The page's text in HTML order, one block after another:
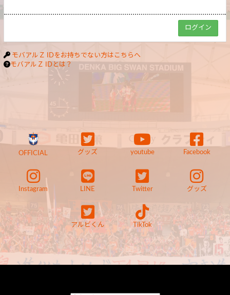
モバアルＺ IDをお持ちでない方はこちらへ
モバアルＺ IDとは？
OFFICIAL グッズ youtube Facebook
Instagram LINE Twitter グッズ
アルビくん TikTok